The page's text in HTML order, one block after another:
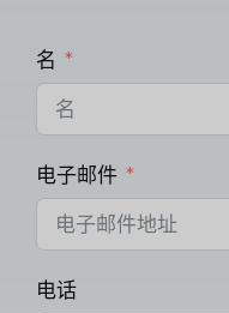
名
电子邮件
电话